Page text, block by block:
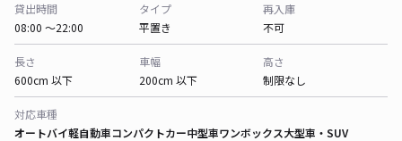
貸出時間
08:00 〜22:00
タイプ
平置き
再入庫
不可
長さ
600cm 以下
車幅
200cm 以下
高さ
制限なし
対応車種
オートバイ軽自動車コンパクトカー中型車ワンボックス大型車・SUV